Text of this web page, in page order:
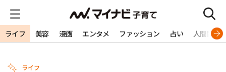
ライフ 美容 漫画 エンタメ ファッション 占い 人間関係
ライフ